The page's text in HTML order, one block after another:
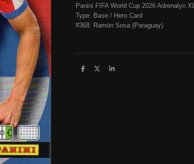
Panini FIFA World Cup 2026 Adrenalyn XL
Type: Base / Hero Card
#368: Ramón Sosa (Paraguay)
D
D
S